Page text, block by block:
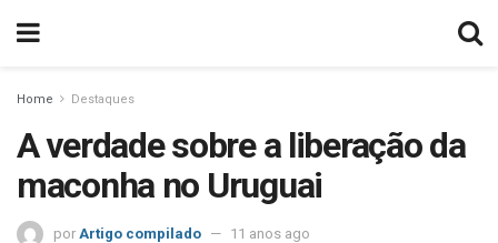
Home Destaques
A verdade sobre a liberação da
maconha no Uruguai
por Artigo compilado 11 anos ago